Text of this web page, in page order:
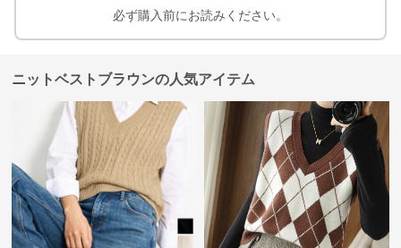
必ず購入前にお読みください。
ニットベストブラウンの人気アイテム